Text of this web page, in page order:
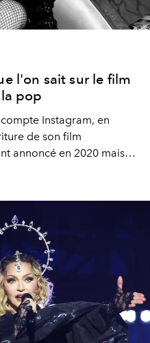
l'on sait sur le film
pop
Instagram, en
de son film
annoncé en 2020 mais